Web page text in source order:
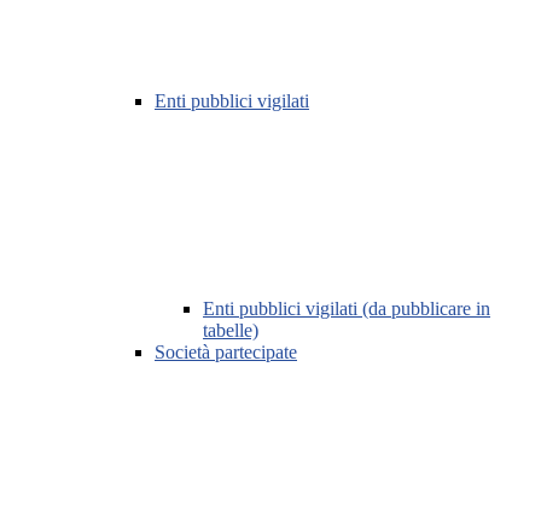
Enti pubblici vigilati
Enti pubblici vigilati (da pubblicare in
tabelle)
Società partecipate